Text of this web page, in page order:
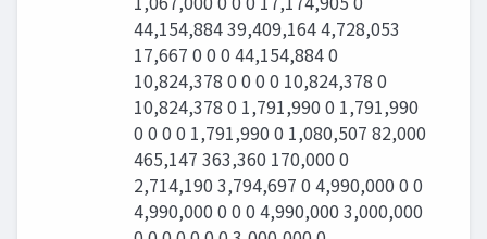
44,154,884 39,409,164 4,728,053
17,667 0 0 0 44,154,884 0
10,824,378 0 0 0 0 10,824,378 0
10,824,378 0 1,791,990 0 1,791,990
0 0 0 0 1,791,990 0 1,080,507 82,000
465,147 363,360 170,000 0
2,714,190 3,794,697 0 4,990,000 0 0
4,990,000 0 0 0 4,990,000 3,000,000